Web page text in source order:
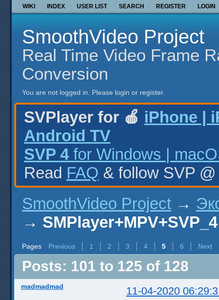
WIKI INDEX USER LIST SEARCH REGISTER LOGIN
SmoothVideo Project
Real Time Video Frame
Conversion
You are not logged in. Please login or register.
SVPlayer for 🍎 iPhone |
Android TV
SVP 4 for Windows |
Read FAQ & follow SVP
SmoothVideo Project →
→ SMPlayer+MPV+SVP_4
Pages Previous 1 2 3 4 5 6 Next
Posts: 101 to 125 of 128
madmadmad 11-04-2020